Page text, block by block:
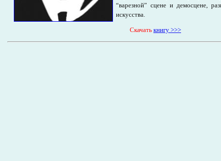
“варезной” сцене и демосцене,
искусства.
Cкачать книгу >>>